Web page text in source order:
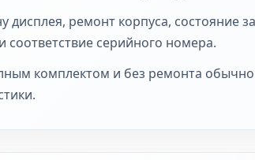
ремонт корпуса, состояние
соответствие серийного номера.
комплектом и без ремонта